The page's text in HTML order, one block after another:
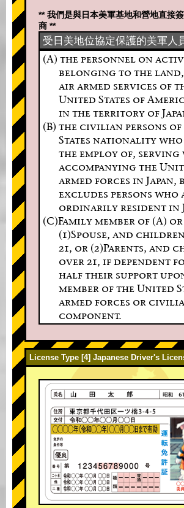
** 我們是與日本美軍基地和營地直接
商 **
受日美地位協定保護的美軍人
(A) the personnel on
belonging to the land,
air armed services of
United States of
in the territory of
(B) the civilian persons
States nationality who
the employ of,
accompanying the
armed forces in Japan,
excludes persons who
ordinarily resident in
(C)Family member of (A)
(1)Spouse, and
21, or (2)Parents, and
over 21, if dependent
half their support
member of the United
armed forces or
component.
License Type [4] Japanese Driver's